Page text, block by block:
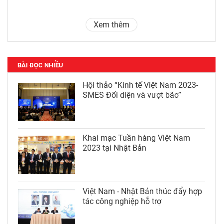
Xem thêm
BÀI ĐỌC NHIỀU
Hội thảo “Kinh tế Việt Nam 2023-
SMES Đối diện và vượt bão”
Khai mạc Tuần hàng Việt Nam
2023 tại Nhật Bản
Việt Nam - Nhật Bản thúc đẩy hợp
tác công nghiệp hỗ trợ